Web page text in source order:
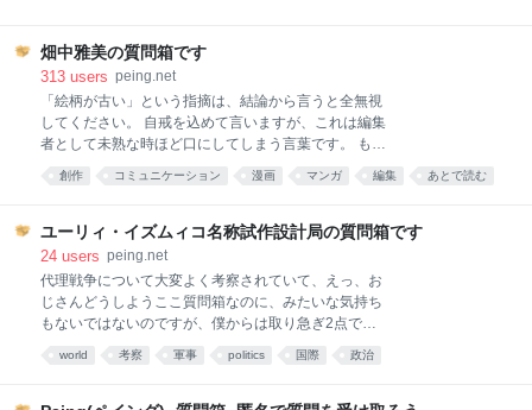
りの供給能力になります。 110Ａｘ２Ｖ＝２２０Ｗ最
大供給できます なので1フェーズあたり最大値で220
らい視野が変わるというか…良かれと思ってやること
が間違っちゃったりするんです。 作家さんからすると
「なんで？？」「ちょっと考えればわかるじゃ
ん！！」って感じると思うんですけど、編集者は心の
底から作家さんの役に立つ指摘だと勘違いして言っち
かけになるのは、同僚編集者からの「作家さんはこう
り作家さんからの言葉だと思います。 あなたの担当
は、あなたを作家として売り出したくて仕方ないんで
って、それは担当にとって損な
畑中雅美の質問箱です
313 users peing.net
「絵柄が古い」という指摘は、結論から言うと全無視
してください。 自戒を込めて言いますが、これは編集
者として未熟な時ほど口にしてしまう言葉です。 もち
ろん具体的な指摘は別です。 例えば「この目の描き方
は、80年代に活躍された〇〇先生を代表とするもので
ますが、逆に視線の向きが解りづらいという欠点があ
り、微妙な感情の違いを表現するあなたの作風の場
合、不利な描き方のようにも感じます。最近は、この
描き方の利点は残しつつ、欠点を補うように進化させ
た目の描き方が流行っていて…」 などと具体的な話を
るならば、その話は聞く価値があると思います。 で
ていたなら「ここをブラッシュアップしてみよう」と
創作 コミュニケーション 漫画 マンガ 編集 あとで読む
ユーリィ・イズムィコ名称試作設計局の質問箱です
24 users peing.net
代理戦争について大変よく考察されていて、えっ、お
じさんどうしようここ質問箱なのに、みたいな気持ち
もないではないのですが、僕からは取り急ぎ2点で
す。 第一に、ご指摘のように当事者性は重要であると
思います（この意味では朝鮮戦争は代理戦争でないと
world 考察 軍事 politics 国際 政治